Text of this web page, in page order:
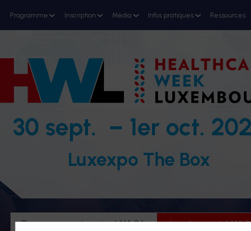
Programme Inscription Média Infos pratiques Ressources
30 sept. – 1er oct.
Luxexpo The Box
Devenez partenaire HWL26 Je m'inscris à